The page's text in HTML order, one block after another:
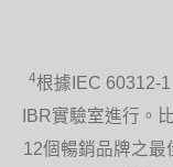
4根據IEC 60312-
IBR實驗室進行。
12個暢銷品牌之最